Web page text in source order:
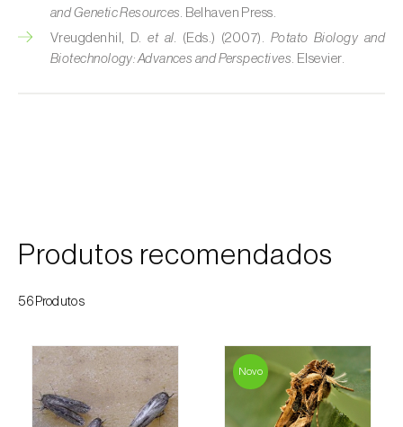
Coqueiro (Cocos nucifera)
Courgette (Cucurbita pepo)
Diospireiro (Diospyros spp.)
Dracena (
Ervilha (Pisum sativum
Espargo (Asparagus officinalis
and Genetic Resources . Belhaven Press.
Vreugdenhil, D.et al. (Eds.) (2007). Potato Biology and
Biotechnology: Advances and Perspectives . Elsevier.
Produtos recomendados
56Produtos
Novo